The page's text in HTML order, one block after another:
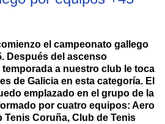
el campeonato gallego
Después del ascenso
a nuestro club le toca
de Galicia en esta categoría. El
emplazado en el grupo de la
por cuatro equipos: Aero
Tenis Coruña, Club de Tenis